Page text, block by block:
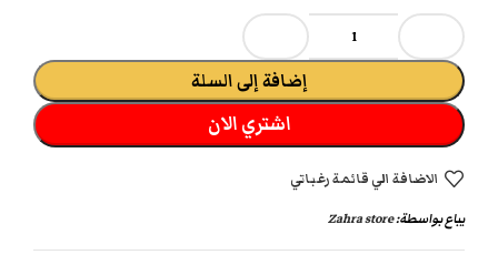
إضافة إلى السلة
اشتري الان
الاضافة الي قائمة رغباتي
يباع بواسطة:Zahra store